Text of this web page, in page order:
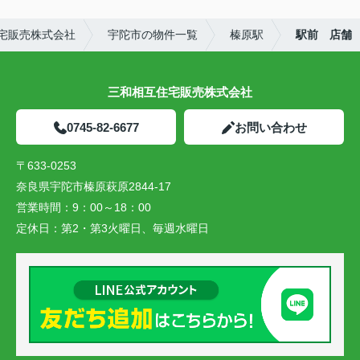
販売株式会社 宇陀市の物件一覧 榛原駅 駅前 店舗
三和相互住宅販売株式会社
0745-82-6677 お問い合わせ
〒633-0253
奈良県宇陀市榛原萩原2844-17
営業時間： 9：00～18：00
定休日： 第2・第3火曜日、毎週水曜日